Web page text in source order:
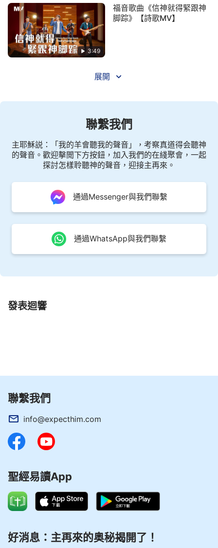
4 你活着不會再迷茫，不會再惶惶不可終
日，當然也不會埋怨自己的命運不好，更不會因為感
覺命不好而再次陷入消沉的情緒裏。你如果有這樣的
態度，用這樣的方式去面對造物主給你安排的命運，
的人性，有正常人性的思維、觀點、看事原則，更會
——《話・卷六 關于追求真理（上）・怎樣追求真理
3:49
福音歌曲《信神就得緊跟神
脚踪》【詩歌MV】
展開
聯繫我們
主耶穌説：「我的羊會聽我的聲音」，考察真道得会聽神
的聲音。歡迎擊閲下方按鈕，加入我們的在綫聚會，一起
探討怎樣聆聽神的聲音，迎接主再來。
通過Messenger與我們聯繫
通過WhatsApp與我們聯繫
發表迴響
聯繫我們
info@expecthim.com
聖經易讀App
好消息：主再來的奥秘揭開了！